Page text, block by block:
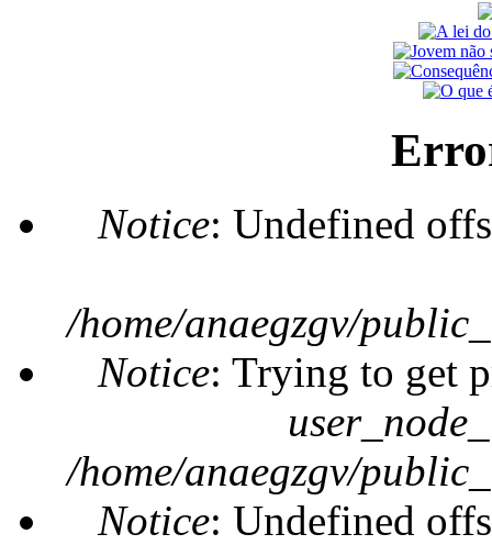
Notice: Undefined
/home/anaegzgv/
Notice: Trying to get
/home/anaegzgv/
Notice: Undefined